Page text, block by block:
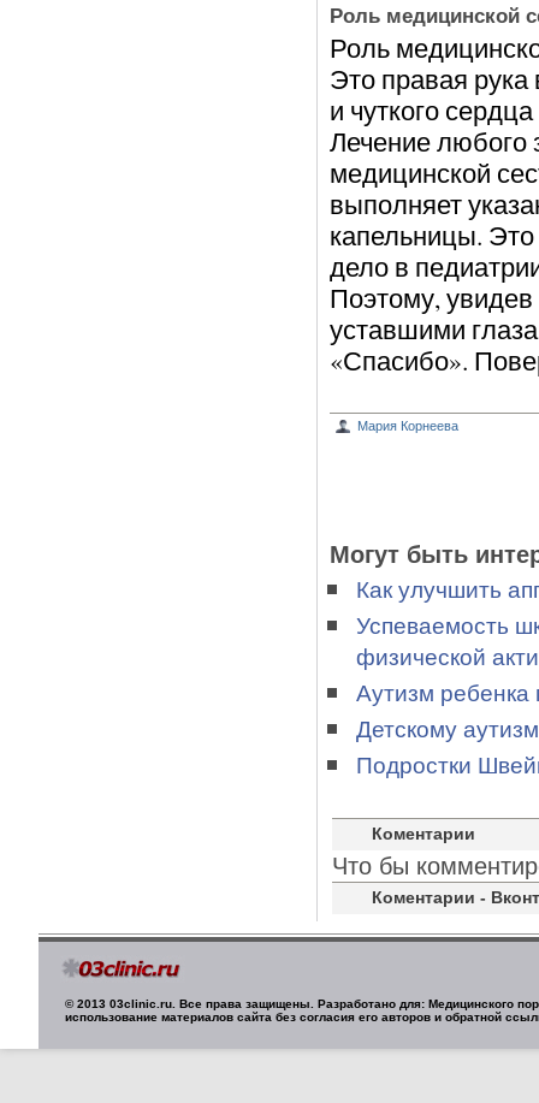
Роль медицинской
Роль
Это правая
и чуткого
Лечение любого
медицинской
выполняет
капельницы.
дело в
Поэтому,
уставшими
«Спасибо».
Мария Корнеева
Могут быть
Как улучшить
Успеваемость
физической
Аутизм ребенка
Детскому
Подростки
Коментарии
Что бы
Коментарии -
© 2013 03clinic.ru. Все права защищены. Разработано для: Медицинского
использование материалов сайта без согласия его авторов и обратной